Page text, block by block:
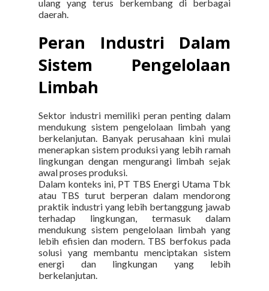
ulang yang terus berkembang di berbagai
daerah.
Peran Industri Dalam
Sistem Pengelolaan
Limbah
Sektor industri memiliki peran penting dalam
mendukung sistem pengelolaan limbah yang
berkelanjutan. Banyak perusahaan kini mulai
menerapkan sistem produksi yang lebih ramah
lingkungan dengan mengurangi limbah sejak
awal proses produksi.
Dalam konteks ini, PT TBS Energi Utama Tbk
atau TBS turut berperan dalam mendorong
praktik industri yang lebih bertanggung jawab
terhadap lingkungan, termasuk dalam
mendukung sistem pengelolaan limbah yang
lebih efisien dan modern. TBS berfokus pada
solusi yang membantu menciptakan sistem
energi dan lingkungan yang lebih
berkelanjutan.